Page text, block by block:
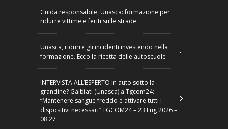
Guida responsabile, Unasca: formazione per
ridurre vittime e feriti sulle strade
Unasca, ridurre gli incidenti investendo nella
formazione. Ecco la ricetta delle autoscuole
INTERVISTA ALL’ESPERTO In auto sotto la
grandine? Galbiati (Unasca) a Tgcom24:
“Mantenere sangue freddo e attivare tutti i
dispositivi necessari” TGCOM24 – 23 Lug 2026 –
08:27